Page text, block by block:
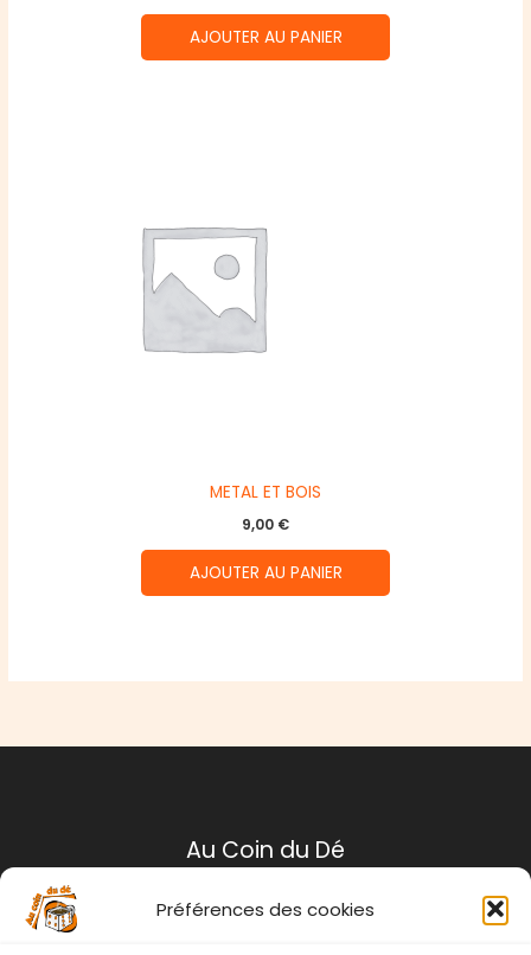
Préférences des cookies
AJOUTER AU PANIER
METAL ET BOIS
9,00 €
AJOUTER AU PANIER
Au Coin du Dé